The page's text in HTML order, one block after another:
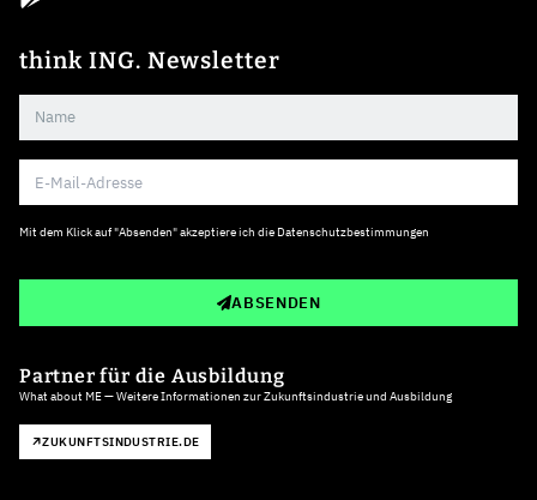
think ING. Newsletter
Mit dem Klick auf "Absenden" akzeptiere ich die Datenschutzbestimmungen
ABSENDEN
Partner für die Ausbildung
What about ME — Weitere Informationen zur Zukunftsindustrie und Ausbildung
ZUKUNFTSINDUSTRIE.DE